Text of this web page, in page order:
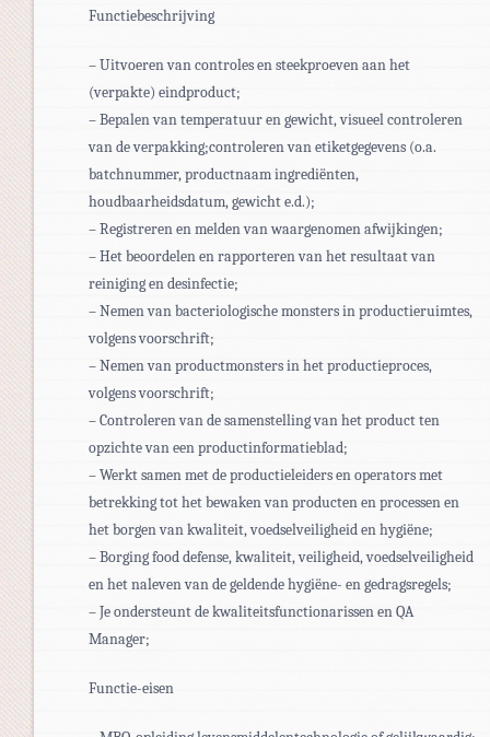
Functiebeschrijving
– Uitvoeren van controles en steekproeven aan het
(verpakte) eindproduct;
– Bepalen van temperatuur en gewicht, visueel controleren
van de verpakking;controleren van etiketgegevens (o.a.
batchnummer, productnaam ingrediënten,
houdbaarheidsdatum, gewicht e.d.);
– Registreren en melden van waargenomen afwijkingen;
– Het beoordelen en rapporteren van het resultaat van
reiniging en desinfectie;
– Nemen van bacteriologische monsters in productieruimtes,
volgens voorschrift;
– Nemen van productmonsters in het productieproces,
volgens voorschrift;
– Controleren van de samenstelling van het product ten
opzichte van een productinformatieblad;
– Werkt samen met de productieleiders en operators met
betrekking tot het bewaken van producten en processen en
het borgen van kwaliteit, voedselveiligheid en hygiëne;
– Borging food defense, kwaliteit, veiligheid, voedselveiligheid
en het naleven van de geldende hygiëne- en gedragsregels;
– Je ondersteunt de kwaliteitsfunctionarissen en QA
Manager;
Functie-eisen